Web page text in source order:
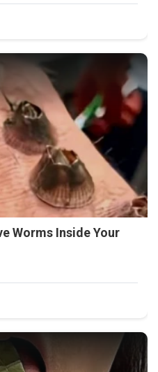
Worms Inside Your